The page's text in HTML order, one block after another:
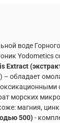
воде
Yodometics
) – обладает
морских
магния,
500)-